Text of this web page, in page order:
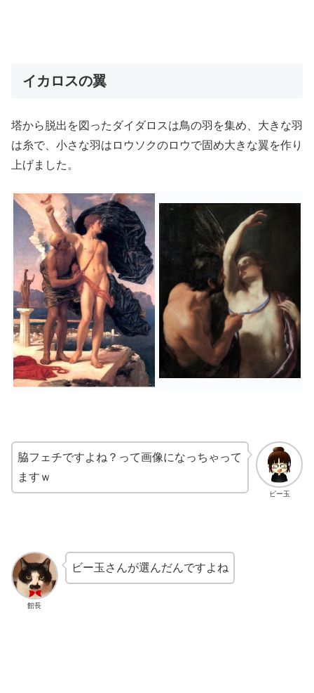
イカロスの翼
塔から脱出を図ったダイダロスは鳥の羽を集め、大きな羽
は糸で、小さな羽はロウソクのロウで固め大きな翼を作り
上げました。
ビー玉
脇フェチですよね？って画像になっちゃって
ますｗ
館長
ビー玉さんが選んだんですよね